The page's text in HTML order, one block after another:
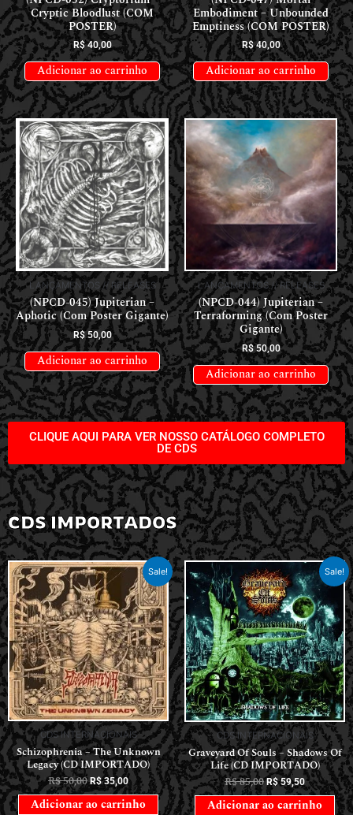
Cryptic Bloodlust (COM
POSTER)
R$40,00
Adicionar ao carrinho
Embodiment – Unbounded
Emptiness (COM POSTER)
R$40,00
Adicionar ao carrinho
LANÇAMENTOS // RELEASES
(NPCD-045) Jupiterian –
Aphotic (Com Poster Gigante)
R$50,00
Adicionar ao carrinho
LANÇAMENTOS // RELEASES
(NPCD-044) Jupiterian –
Terraforming (Com Poster
Gigante)
R$50,00
Adicionar ao carrinho
CLIQUE AQUI PARA VER NOSSO CATÁLOGO COMPLETO
DE CDS
CDS IMPORTADOS
Sale!
CDS INTERNACIONAIS
Schizophrenia – The Unknown
Legacy (CD IMPORTADO)
R$50,00 R$35,00
Adicionar ao carrinho
Sale!
CDS INTERNACIONAIS
Graveyard Of Souls – Shadows Of
Life (CD IMPORTADO)
R$85,00 R$59,50
Adicionar ao carrinho